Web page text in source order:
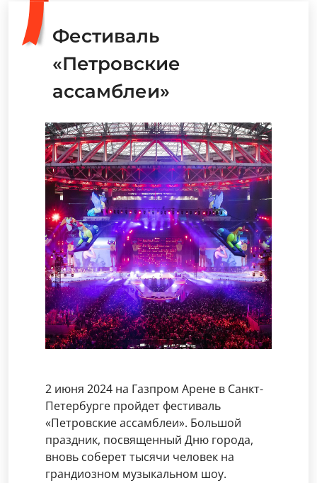
Фестиваль
«Петровские
ассамблеи»
2 июня 2024 на Газпром Арене в Санкт-
Петербурге пройдет фестиваль
«Петровские ассамблеи». Большой
праздник, посвященный Дню города,
вновь соберет тысячи человек на
грандиозном музыкальном шоу.